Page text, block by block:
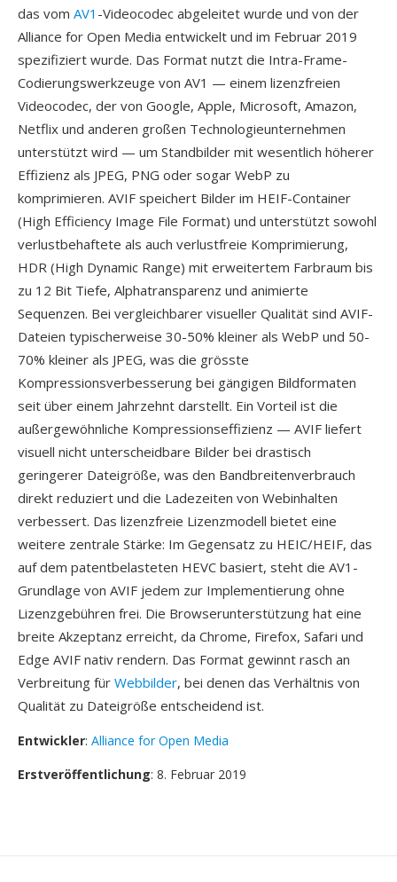
das vom AV1 -Videocodec abgeleitet wurde und von der
Alliance for Open Media entwickelt und im Februar 2019
spezifiziert wurde. Das Format nutzt die Intra-Frame-
Codierungswerkzeuge von AV1 — einem lizenzfreien
Videocodec, der von Google, Apple, Microsoft, Amazon,
Netflix und anderen großen Technologieunternehmen
unterstützt wird — um Standbilder mit wesentlich höherer
Effizienz als JPEG, PNG oder sogar WebP zu
komprimieren. AVIF speichert Bilder im HEIF-Container
(High Efficiency Image File Format) und unterstützt sowohl
verlustbehaftete als auch verlustfreie Komprimierung,
HDR (High Dynamic Range) mit erweitertem Farbraum bis
zu 12 Bit Tiefe, Alphatransparenz und animierte
Sequenzen. Bei vergleichbarer visueller Qualität sind AVIF-
Dateien typischerweise 30-50% kleiner als WebP und 50-
70% kleiner als JPEG, was die grösste
Kompressionsverbesserung bei gängigen Bildformaten
seit über einem Jahrzehnt darstellt. Ein Vorteil ist die
außergewöhnliche Kompressionseffizienz — AVIF liefert
visuell nicht unterscheidbare Bilder bei drastisch
geringerer Dateigröße, was den Bandbreitenverbrauch
direkt reduziert und die Ladezeiten von Webinhalten
verbessert. Das lizenzfreie Lizenzmodell bietet eine
weitere zentrale Stärke: Im Gegensatz zu HEIC/HEIF, das
auf dem patentbelasteten HEVC basiert, steht die AV1-
Grundlage von AVIF jedem zur Implementierung ohne
Lizenzgebühren frei. Die Browserunterstützung hat eine
breite Akzeptanz erreicht, da Chrome, Firefox, Safari und
Edge AVIF nativ rendern. Das Format gewinnt rasch an
Verbreitung für Webbilder, bei denen das Verhältnis von
Qualität zu Dateigröße entscheidend ist.
Entwickler: Alliance for Open Media
Erstveröffentlichung: 8. Februar 2019